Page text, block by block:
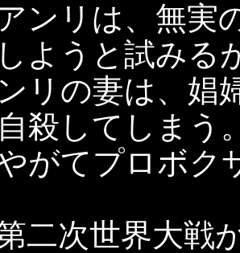
リは、無実の
ようと試みる
リの妻は、娼
殺してしま
がてプロボク
次世界大戦が